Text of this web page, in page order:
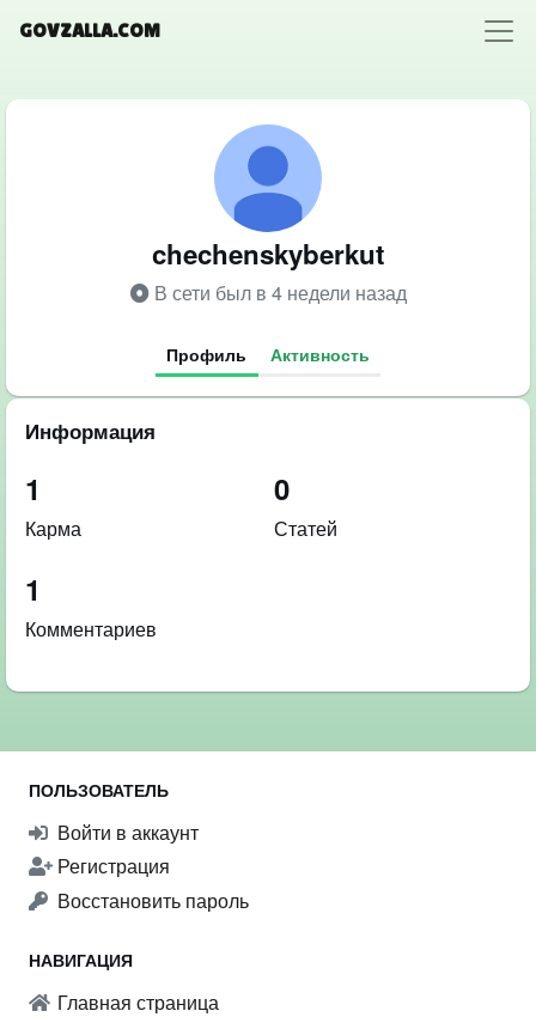
GOVZALLA.COM
chechenskyberkut
В сети был в 4 недели назад
Профиль Активность
Информация
1
Карма
0
Статей
1
Комментариев
ПОЛЬЗОВАТЕЛЬ
Войти в аккаунт
Регистрация
Восстановить пароль
НАВИГАЦИЯ
Главная страница